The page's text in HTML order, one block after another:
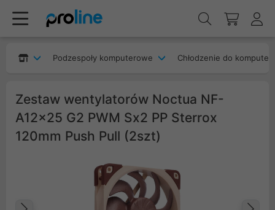
Podzespoły komputerowe Chłodzenie do
Zestaw wentylatorów Noctua NF-
A12x25 G2 PWM Sx2 PP Sterrox
120mm Push Pull (2szt)